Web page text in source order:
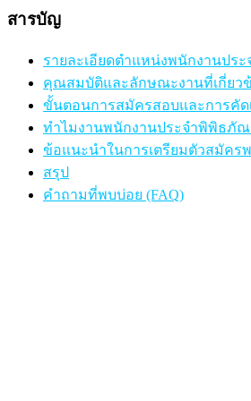
สารบัญ
รายละเอียดตำแหน่งพนักงานป
คุณสมบัติและลักษณะงานที่เกี่ยว
ขั้นตอนการสมัครสอบและการคัด
ทำไมงานพนักงานประจำพิพิธภัณ
ข้อแนะนำในการเตรียมตัวสมัค
สรุป
คำถามที่พบบ่อย (FAQ)